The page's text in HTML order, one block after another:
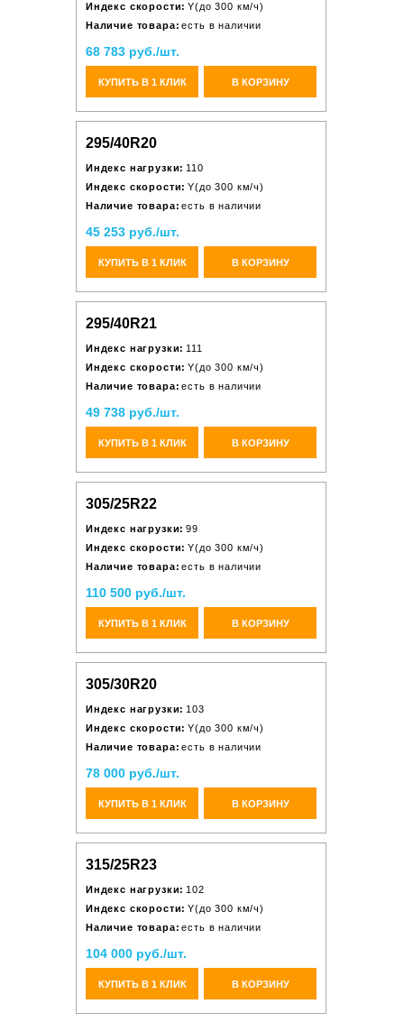
Индекс скорости: Y(до 300 км/ч)
Наличие товара: есть в наличии
68 783 руб./шт.
КУПИТЬ В 1 КЛИК В КОРЗИНУ
295/40R20
Индекс нагрузки: 110
Индекс скорости: Y(до 300 км/ч)
Наличие товара: есть в наличии
45 253 руб./шт.
КУПИТЬ В 1 КЛИК В КОРЗИНУ
295/40R21
Индекс нагрузки: 111
Индекс скорости: Y(до 300 км/ч)
Наличие товара: есть в наличии
49 738 руб./шт.
КУПИТЬ В 1 КЛИК В КОРЗИНУ
305/25R22
Индекс нагрузки: 99
Индекс скорости: Y(до 300 км/ч)
Наличие товара: есть в наличии
110 500 руб./шт.
КУПИТЬ В 1 КЛИК В КОРЗИНУ
305/30R20
Индекс нагрузки: 103
Индекс скорости: Y(до 300 км/ч)
Наличие товара: есть в наличии
78 000 руб./шт.
КУПИТЬ В 1 КЛИК В КОРЗИНУ
315/25R23
Индекс нагрузки: 102
Индекс скорости: Y(до 300 км/ч)
Наличие товара: есть в наличии
104 000 руб./шт.
КУПИТЬ В 1 КЛИК В КОРЗИНУ